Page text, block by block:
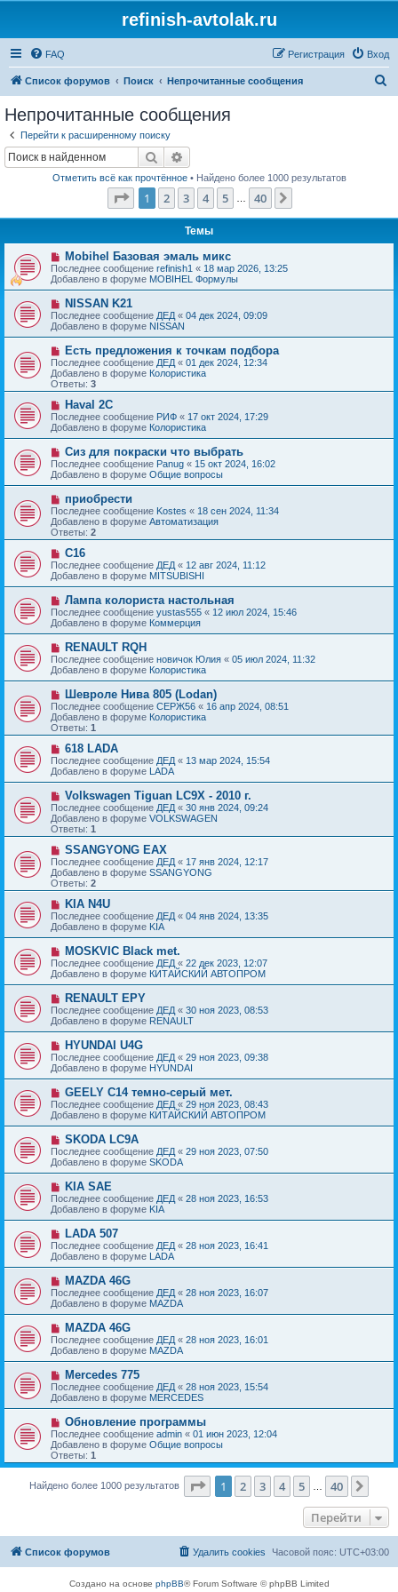
refinish-avtolak.ru
FAQ Вход
Регистрация
Список форумов Поиск Непрочитанные сообщения
Непрочитанные сообщения
Перейти к расширенному поиску
Поиск
Отметить всё как прочтённое• Найдено более 1000 результатов
Страница из 40
1 2 3 4 5 40
Темы
Н
о
в
о
е
с
о
о
б
щ
е
н
и
е
Mobihel Базовая эмаль микс
Последнее сообщение refinish1 « 18 мар 2026, 13:25
Добавлено в форуме MOBIHEL Формулы
Н
о
в
о
е
с
о
о
б
е
н
и
е
NISSAN K21
Последнее сообщение ДЕД « 04 дек 2024, 09:09
Добавлено в форуме NISSAN
Н
о
в
о
е
с
о
о
б
е
н
и
е
Есть предложения к точкам подбора
Последнее сообщение ДЕД « 01 дек 2024, 12:34
Добавлено в форуме Колористика
Ответы: 3
Н
о
в
о
с
о
о
б
щ
е
н
и
е
Haval 2C
Последнее сообщение РИФ « 17 окт 2024, 17:29
Добавлено в форуме Колористика
Н
о
в
о
с
о
о
б
е
н
и
е
Сиз для покраски что выбрать
Последнее сообщение Panug « 15 окт 2024, 16:02
Добавлено в форуме Общие вопросы
Н
о
в
о
е
с
о
б
е
н
и
е
приобрести
Последнее сообщение Kostes « 18 сен 2024, 11:34
Добавлено в форуме Автоматизация
Ответы: 2
Н
о
в
о
с
о
о
б
щ
е
н
и
е
C16
Последнее сообщение ДЕД « 12 авг 2024, 11:12
Добавлено в форуме MITSUBISHI
Н
о
в
о
е
с
о
о
б
е
н
и
е
Лампа колориста настольная
Последнее сообщение yustas555 « 12 июл 2024, 15:46
Добавлено в форуме Коммерция
Н
о
в
о
е
с
о
о
б
е
н
и
е
RENAULT RQH
Последнее сообщение новичок Юлия « 05 июл 2024, 11:32
Добавлено в форуме Колористика
Н
о
в
о
е
с
о
о
б
е
н
и
е
Шевроле Нива 805 (Lodan)
Последнее сообщение СЕРЖ56 « 16 апр 2024, 08:51
Добавлено в форуме Колористика
Ответы: 1
Н
о
в
о
е
о
о
б
е
н
и
е
618 LADA
Последнее сообщение ДЕД « 13 мар 2024, 15:54
Добавлено в форуме LADA
Н
о
в
о
е
с
о
о
б
щ
е
н
и
е
Volkswagen Tiguan LC9X - 2010 г.
Последнее сообщение ДЕД « 30 янв 2024, 09:24
Добавлено в форуме VOLKSWAGEN
Ответы: 1
Н
о
в
о
е
с
о
о
б
е
н
и
е
SSANGYONG EAX
Последнее сообщение ДЕД « 17 янв 2024, 12:17
Добавлено в форуме SSANGYONG
Ответы: 2
Н
о
в
о
е
с
о
о
б
щ
е
н
и
е
KIA N4U
Последнее сообщение ДЕД « 04 янв 2024, 13:35
Добавлено в форуме KIA
Н
о
в
о
е
с
о
о
б
щ
е
н
и
е
MOSKVIC Black met.
Последнее сообщение ДЕД « 22 дек 2023, 12:07
Добавлено в форуме КИТАЙСКИЙ АВТОПРОМ
Н
о
в
о
е
с
о
о
б
щ
е
н
и
е
RENAULT EPY
Последнее сообщение ДЕД « 30 ноя 2023, 08:53
Добавлено в форуме RENAULT
Н
о
в
о
с
о
о
б
щ
е
н
и
е
HYUNDAI U4G
Последнее сообщение ДЕД « 29 ноя 2023, 09:38
Добавлено в форуме HYUNDAI
Н
о
в
о
е
с
о
о
б
щ
е
н
и
е
GEELY C14 темно-серый мет.
Последнее сообщение ДЕД « 29 ноя 2023, 08:43
Добавлено в форуме КИТАЙСКИЙ АВТОПРОМ
Н
о
в
о
е
с
о
о
б
е
н
и
е
SKODA LC9A
Последнее сообщение ДЕД « 29 ноя 2023, 07:50
Добавлено в форуме SKODA
Н
о
в
о
е
с
о
о
б
щ
е
н
и
е
KIA SAE
Последнее сообщение ДЕД « 28 ноя 2023, 16:53
Добавлено в форуме KIA
Н
о
в
о
е
с
о
о
б
щ
е
н
и
е
LADA 507
Последнее сообщение ДЕД « 28 ноя 2023, 16:41
Добавлено в форуме LADA
Н
о
в
о
е
с
о
о
б
щ
е
н
и
е
MAZDA 46G
Последнее сообщение ДЕД « 28 ноя 2023, 16:07
Добавлено в форуме MAZDA
Н
о
в
о
е
с
о
о
б
щ
е
н
и
е
MAZDA 46G
Последнее сообщение ДЕД « 28 ноя 2023, 16:01
Добавлено в форуме MAZDA
Н
о
в
о
с
о
о
б
щ
н
Mercedes 775
Последнее сообщение ДЕД « 28 ноя 2023, 15:54
Добавлено в форуме MERCEDES
Н
о
в
о
е
о
н
е
Обновление программы
Последнее сообщение admin « 01 июн 2023, 12:04
Добавлено в форуме Общие вопросы
Ответы: 1
Найдено более 1000 результатов Страница из 40
1 2 3 4 5 40
Перейти
Список форумов Часовой пояс: UTC+03:00
Удалить cookies
Создано на основе phpBB® Forum Software © phpBB Limited